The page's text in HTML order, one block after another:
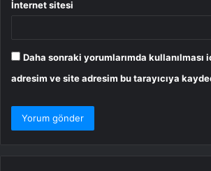
İnternet sitesi
Daha sonraki yorumlarımda kullanılması
adresim ve site adresim bu tarayıcıya